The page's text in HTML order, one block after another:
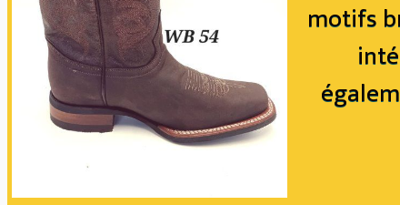
motifs